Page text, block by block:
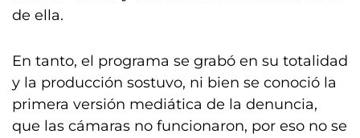
de ella.
En tanto, el programa se grabó en su totalidad
y la producción sostuvo, ni bien se conoció la
primera versión mediática de la denuncia,
que las cámaras no funcionaron, por eso no se